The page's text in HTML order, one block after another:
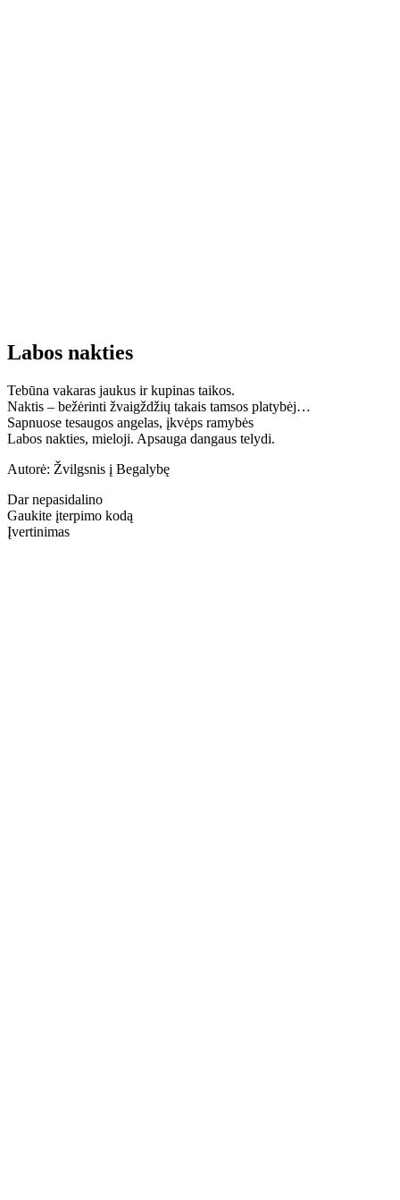
Labos nakties
Tebūna vakaras jaukus ir kupinas taikos.
Naktis – bežėrinti žvaigždžių takais tamsos platybėj…
Sapnuose tesaugos angelas, įkvėps ramybės
Labos nakties, mieloji. Apsauga dangaus telydi.
Autorė: Žvilgsnis į Begalybę
Dar nepasidalino
Gaukite įterpimo kodą
Įvertinimas